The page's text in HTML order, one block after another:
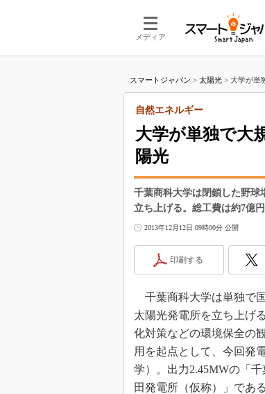
メディア
スマートジャパン > 太陽光 > 大学が単
大学が単独で大
陽光
自然エネルギー
千葉商科大学は閉鎖した野球
立ち上げる。総工費は約7億円
2013年12月12日 09時00分 公開
印刷する
千葉商科大学は単独で
太陽光発電所を立ち上げ
化対策などの環境保全の
用を起点として、今回発
学）。出力2.45MWの「
田発電所（仮称）」であ